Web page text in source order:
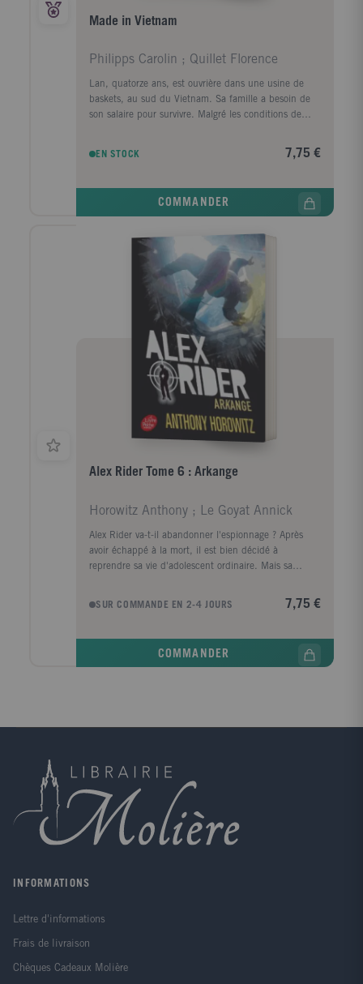
Made in Vietnam
Philipps Carolin ; Quillet Florence
Lan, quatorze ans, est ouvrière dans une usine de
baskets, au sud du Vietnam. Sa famille a besoin de
son salaire pour survivre. Malgré les conditions de
indignation, elle les réserve à Hoa, sa meilleure amie.
EN STOCK 7,75 €
COMMANDER
Alex Rider Tome 6 : Arkange
Horowitz Anthony ; Le Goyat Annick
Alex Rider va-t-il abandonner l'espionnage ? Après
avoir échappé à la mort, il est bien décidé à
reprendre sa vie d'adolescent ordinaire. Mais sa
qui il sauve la vie, propulse Alex au centre d'un
SUR COMMANDE EN 2-4 JOURS 7,75 €
COMMANDER
INFORMATIONS
Lettre d'informations
Frais de livraison
Chèques Cadeaux Molière